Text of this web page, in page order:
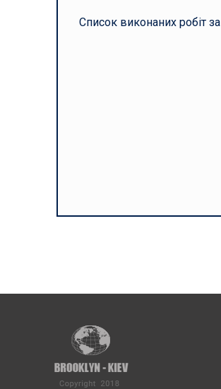
Список виконаних робіт за